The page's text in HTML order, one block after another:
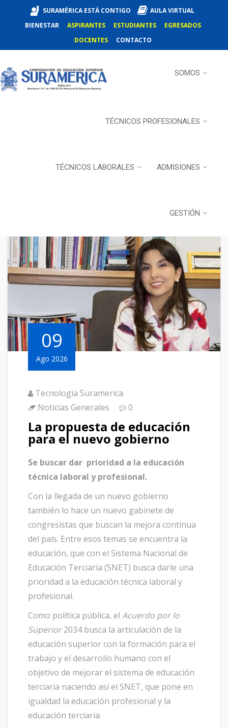
SURAMÉRICA ESTÁ CONTIGO
AULA VIRTUAL
BIENESTAR
ASPIRANTES ESTUDIANTES
EGRESADOS
DOCENTES
CONTACTO
SOMOS
TÉCNICOS PROFESIONALES
TÉCNICOS LABORALES ADMISIONES
GESTIÓN
09
Ago 2026
Tecnologia Suramerica
Noticias Generales
0
La propuesta de educación
para el nuevo gobierno
Se buscar dar prioridad a la educación
técnica laboral y profesional.
Con la llegada de un nuevo gobierno
también lo hace un nuevo gabinete de
congresistas que buscan la mejora continua
del país. Entre esos temas se encuentra la
educación, que con el Sistema Nacional de
Educación Terciaria (SNET) busca darle una
prioridad a la educación técnica laboral y
profesional.
Como política pública, el Acuerdo por lo
Superior2034 busca la articulación de la
educación superior con la formación para el
trabajo y el desarrollo humano con el
objetivo de mejorar el sistema de educación
terciaria naciendo así el SNET, que pone en
igualdad la educación profesional y la
educación terciaria.